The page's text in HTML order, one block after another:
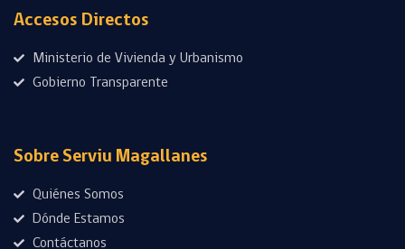
Accesos Directos
Ministerio de Vivienda y Urbanismo
Gobierno Transparente
Sobre Serviu Magallanes
Quiénes Somos
Dónde Estamos
Contáctanos